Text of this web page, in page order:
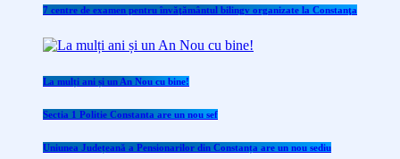
7 centre de examen pentru învăţământul bilingv organizate la Constanţa
La mulți ani și un An Nou cu bine!
Sectia 1 Politie Constanta are un nou sef
Uniunea Județeană a Pensionarilor din Constanța are un nou sediu